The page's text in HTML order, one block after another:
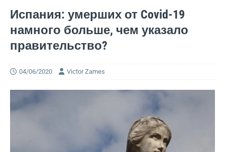
Испания: умерших от Covid-19
намного больше, чем указало
правительство?
04/06/2020 Victor Zames